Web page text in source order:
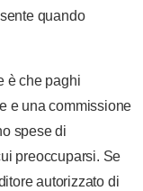
quando
è che paghi
e una commissione
spese di
preoccuparsi. Se
autorizzato di